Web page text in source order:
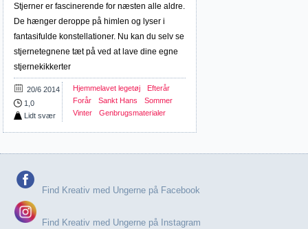
Stjerner er fascinerende for næsten alle aldre.
De hænger deroppe på himlen og lyser i
fantasifulde konstellationer. Nu kan du selv se
stjernetegnene tæt på ved at lave dine egne
stjernekikkerter
20/6 2014
1,0
Lidt svær
Hjemmelavet legetøj
Efterår
Forår
Sankt Hans
Sommer
Vinter
Genbrugsmaterialer
Find Kreativ med Ungerne på Facebook
Find Kreativ med Ungerne på Instagram